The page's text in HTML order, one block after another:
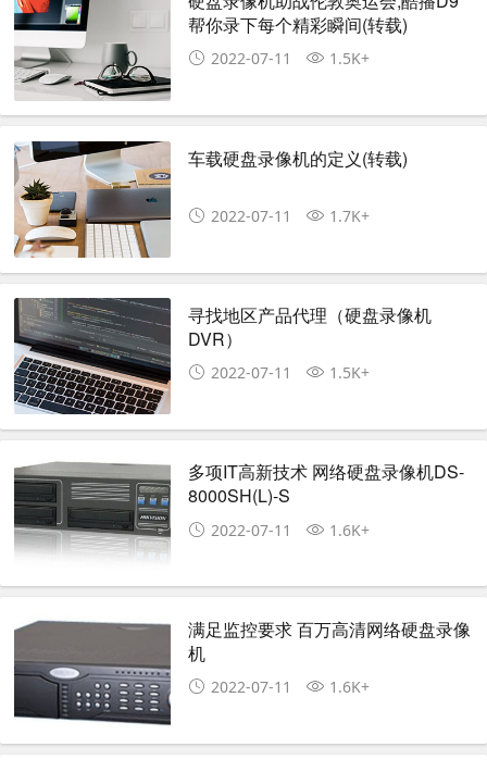
帮你录下每个精彩瞬间(转载)
2022-07-11 1.5K+
车载硬盘录像机的定义(转载)
2022-07-11 1.7K+
寻找地区产品代理（硬盘录像机
DVR）
2022-07-11 1.5K+
多项IT高新技术 网络硬盘录像机DS-
8000SH(L)-S
2022-07-11 1.6K+
满足监控要求 百万高清网络硬盘录像
机
2022-07-11 1.6K+